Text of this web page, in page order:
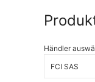
Händler